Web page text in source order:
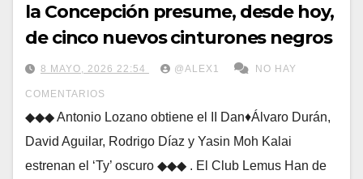
la Concepción presume, desde hoy,
de cinco nuevos cinturones negros
8 MAYO, 2026 22:54 @ALEX1 NO HAY
COMENTARIOS
◆◆◆ Antonio Lozano obtiene el II Dan♦Álvaro Durán,
David Aguilar, Rodrigo Díaz y Yasin Moh Kalai
estrenan el ‘Ty’ oscuro ◆◆◆ . El Club Lemus Han de